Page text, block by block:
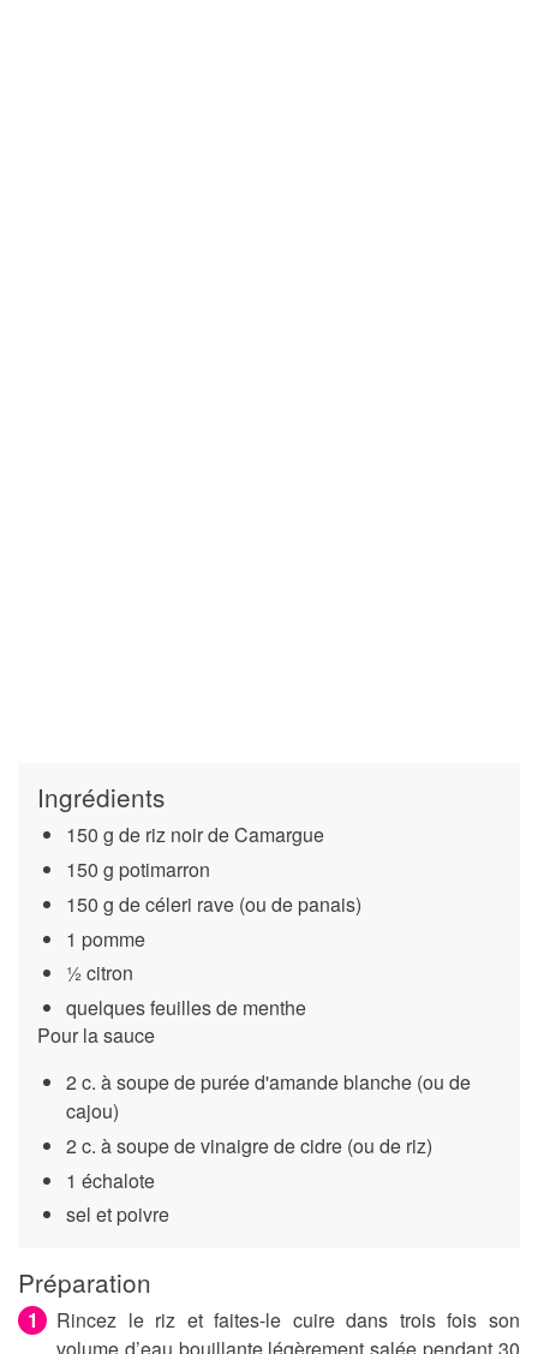
Ingrédients
150 g de riz noir de Camargue
150 g potimarron
150 g de céleri rave (ou de panais)
1 pomme
½ citron
quelques feuilles de menthe
Pour la sauce
2 c. à soupe de purée d'amande blanche (ou de
cajou)
2 c. à soupe de vinaigre de cidre (ou de riz)
1 échalote
sel et poivre
Préparation
Rincez le riz et faites-le cuire dans trois fois son